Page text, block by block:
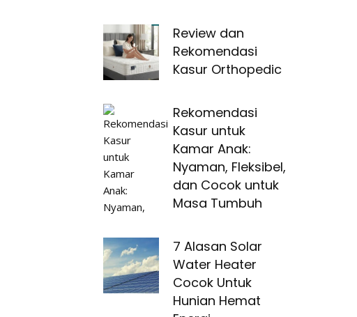
Review dan
Rekomendasi
Kasur Orthopedic
Rekomendasi
Kasur untuk
Kamar Anak:
Nyaman, Fleksibel,
dan Cocok untuk
Masa Tumbuh
7 Alasan Solar
Water Heater
Cocok Untuk
Hunian Hemat